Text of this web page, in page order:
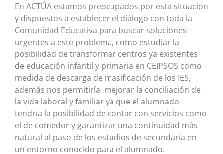
En ACTÚA estamos preocupados por esta situación
y dispuestos a establecer el diálogo con toda la
Comunidad Educativa para buscar soluciones
urgentes a este problema, como estudiar la
posibilidad de transformar centros ya existentes
de educación infantil y primaria en CEIPSOS como
medida de descarga de masificación de los IES,
además nos permitiría mejorar la conciliación de
la vida laboral y familiar ya que el alumnado
tendría la posibilidad de contar con servicios como
el de comedor y garantizar una continuidad más
natural al paso de los estudios de secundaria en
un entorno conocido para el alumnado.